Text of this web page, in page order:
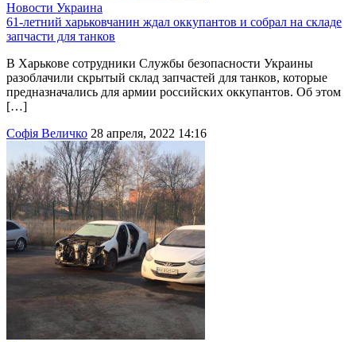
Новости Украина
61-летний харьковчанин ждал оккупантов и собрал на складе
запчасти для танков
В Харькове сотрудники Службы безопасности Украины
разоблачили скрытый склад запчастей для танков, которые
предназначались для армии российских оккупантов. Об этом
[…]
Софія Величко 28 апреля, 2022 14:16